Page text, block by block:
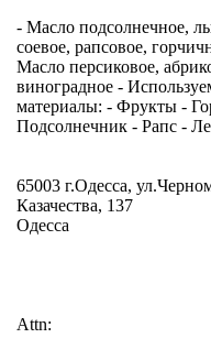
- Масло подсолнечное,
соевое, рапсовое,
Масло персиковое,
виноградное -
материалы: - Фрукты -
Подсолнечник - Рапс -
65003 г.Одесса,
Казачества, 137
Одесса
Attn: